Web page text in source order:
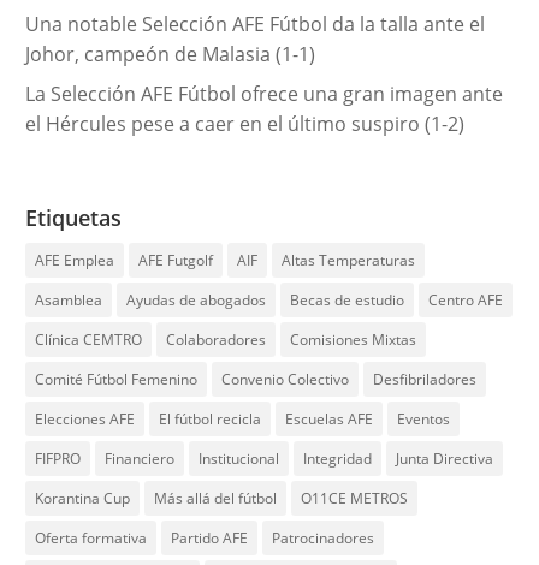
Una notable Selección AFE Fútbol da la talla ante el
Johor, campeón de Malasia (1-1)
La Selección AFE Fútbol ofrece una gran imagen ante
el Hércules pese a caer en el último suspiro (1-2)
Etiquetas
AFE Emplea AFE Futgolf AIF
Altas Temperaturas
Asamblea
Ayudas de abogados Becas de estudio
Centro AFE
Clínica CEMTRO
Colaboradores
Comisiones Mixtas
Comité Fútbol Femenino
Convenio Colectivo
Desfibriladores
Elecciones AFE
El fútbol recicla Escuelas AFE
Eventos
FIFPRO
Financiero Institucional Integridad
Junta Directiva
Korantina Cup
Más allá del fútbol
O11CE METROS
Oferta formativa
Partido AFE
Patrocinadores